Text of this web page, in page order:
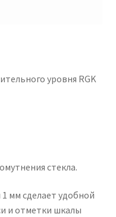
уровня RGK
стекла.
мм сделает удобной
и отметки шкалы